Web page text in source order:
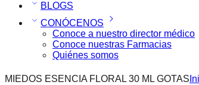
BLOGS
CONÓCENOS
Conoce a nuestro director médico
Conoce nuestras Farmacias
Quiénes somos
MIEDOS ESENCIA FLORAL 30 ML GOTAS